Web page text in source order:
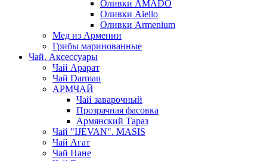
Оливки AMADO
Оливки Aiello
Оливки Armenium
Мед из Армении
Грибы маринованные
Чай. Аксессуары
Чай Арарат
Чай Darman
АРМЧАЙ
Чай заварочный
Прозрачная фасовка
Армянский Тараз
Чай "IJEVAN". MASIS
Чай Агат
Чай Нане